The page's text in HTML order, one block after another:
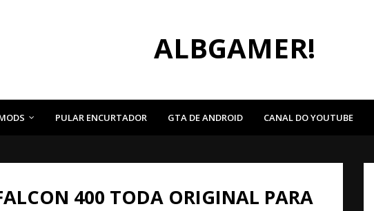
ALBGAMER!
PULAR ENCURTADOR GTA DE ANDROID CANAL DO YOUTUBE
400 TODA ORIGINAL PARA